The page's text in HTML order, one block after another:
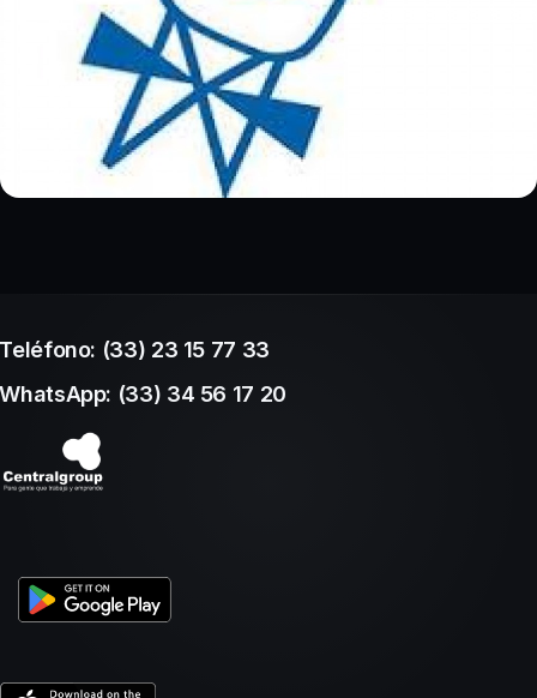
Teléfono: (33) 23 15 77 33
WhatsApp: (33) 34 56 17 20